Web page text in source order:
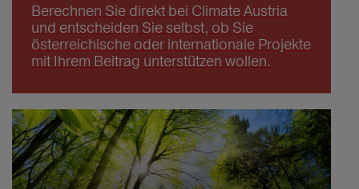
Berechnen Sie direkt bei Climate Austria
und entscheiden Sie selbst, ob Sie
österreichische oder internationale Projekte
mit Ihrem Beitrag unterstützen wollen.